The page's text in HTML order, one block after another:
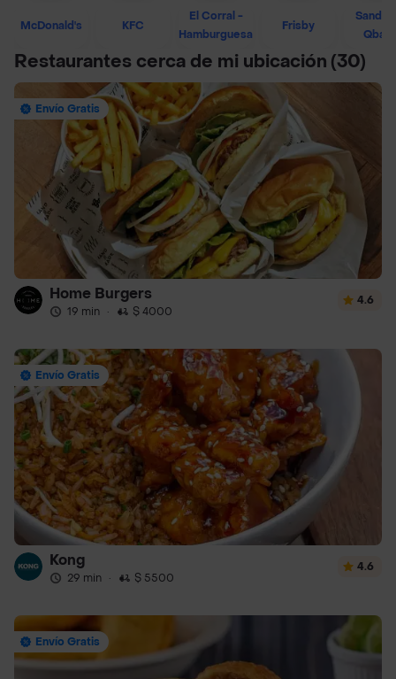
McDonald's KFC
El Corral -
Hamburguesa
Frisby
Restaurantes cerca de mi ubicación (30)
Envío Gratis
Home Burgers
19 min · $ 4000
4.6
Envío Gratis
Kong
29 min · $ 5500
4.6
Envío Gratis